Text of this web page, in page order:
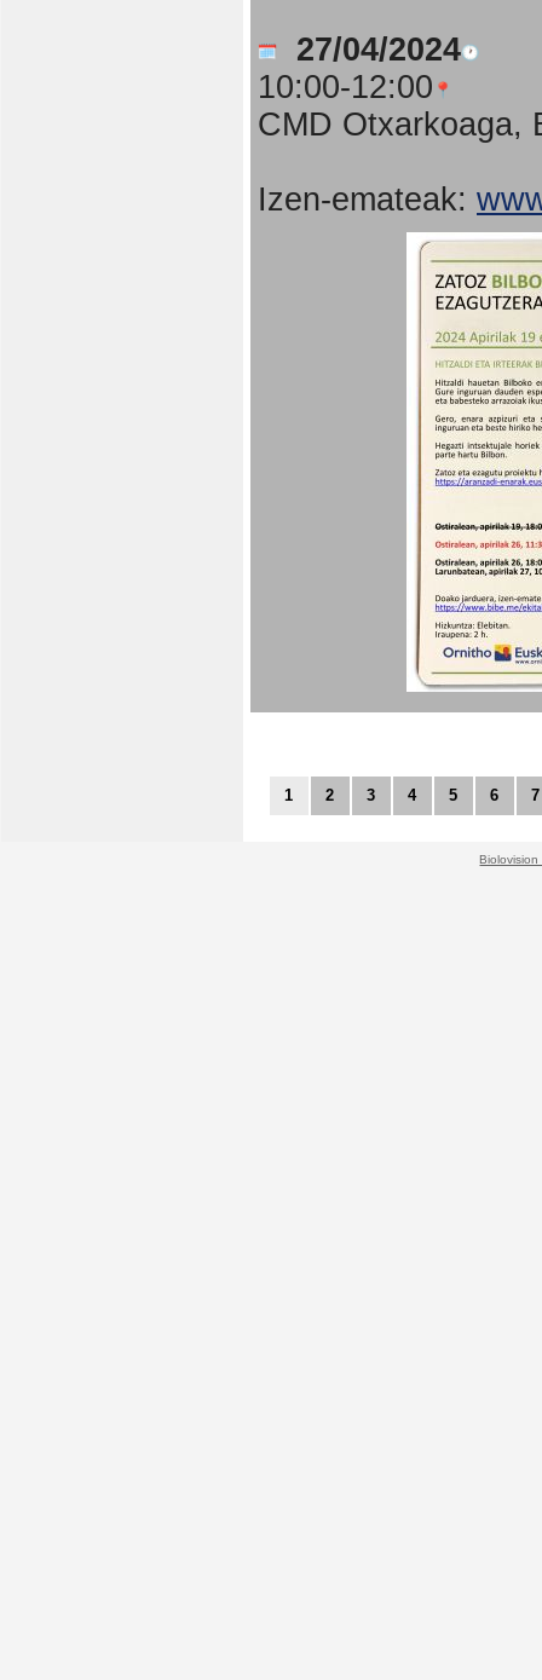
27/04/2024
10:00-12:00
CMD Otxarkoaga,
Izen-emateak:
1 2 3 4 5 6 7
Biolovision